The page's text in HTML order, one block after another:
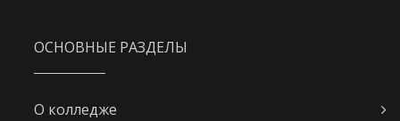
ОСНОВНЫЕ РАЗДЕЛЫ
О колледже